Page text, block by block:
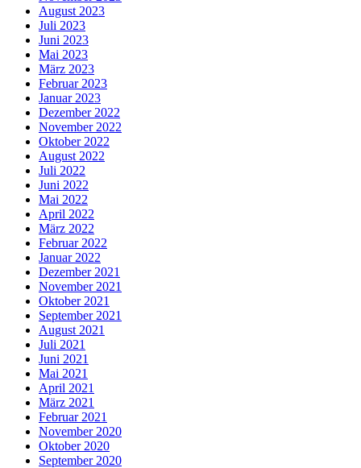
August 2023
Juli 2023
Juni 2023
Mai 2023
März 2023
Februar 2023
Januar 2023
Dezember 2022
November 2022
Oktober 2022
August 2022
Juli 2022
Juni 2022
Mai 2022
April 2022
März 2022
Februar 2022
Januar 2022
Dezember 2021
November 2021
Oktober 2021
September 2021
August 2021
Juli 2021
Juni 2021
Mai 2021
April 2021
März 2021
Februar 2021
November 2020
Oktober 2020
September 2020